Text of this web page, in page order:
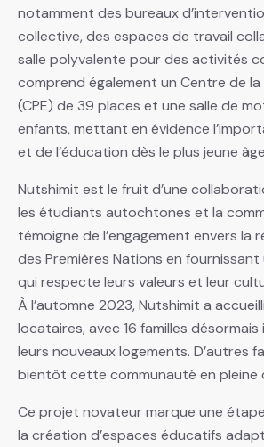
notamment des bureaux
collective, des espaces de travail
salle polyvalente pour des activités
comprend également un Centre de
(CPE) de 39 places et une salle de
enfants, mettant en évidence
et de l’éducation dès le plus jeune
Nutshimit est le fruit d’une
les étudiants autochtones et la
témoigne de l’engagement envers la
des Premières Nations en
qui respecte leurs valeurs et leur
À l’automne 2023, Nutshimit a
locataires, avec 16 familles
leurs nouveaux logements. D’autres
bientôt cette communauté en pleine
Ce projet novateur marque une
la création d’espaces éducatifs